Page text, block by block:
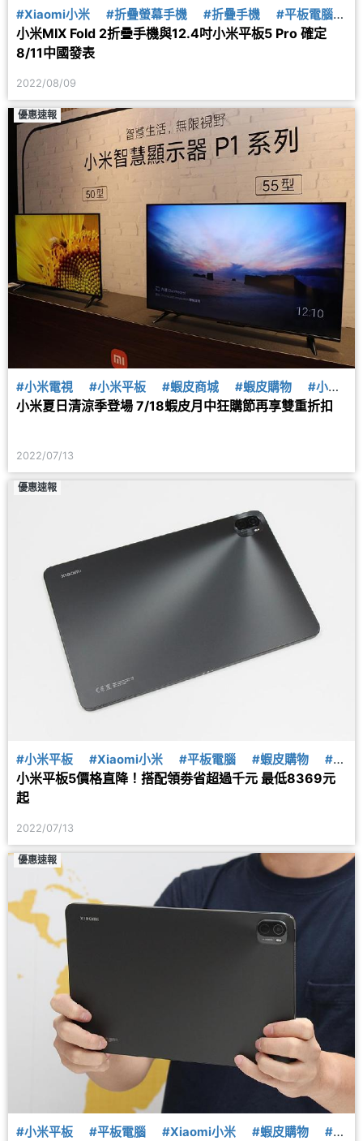
#Xiaomi小米 #折疊螢幕手機 #折疊手機
#平板電腦
#5G
#5G平板 #小米平板
小米MIX Fold 2折疊手機與12.4吋小米平板5 Pro 確定
8/11中國發表
2022/08/09
優惠速報
#小米電視 #小米平板 #蝦皮商城 #蝦皮購物
#小米
除濕機
小米夏日清涼季登場 7/18蝦皮月中狂購節再享雙重折扣
2022/07/13
優惠速報
#小米平板 #Xiaomi小米 #平板電腦 #蝦皮購物
#蝦
皮商城
小米平板5價格直降！搭配領劵省超過千元 最低8369元
起
2022/07/13
優惠速報
#小米平板 #平板電腦 #Xiaomi小米 #蝦皮購物
#蝦